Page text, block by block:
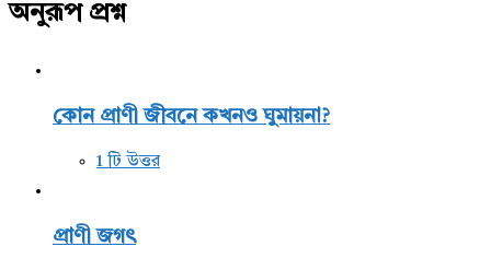
অনুরূপ প্রশ্ন
কোন প্রাণী জীবনে কখনও ঘুমায়না?
1 টি উত্তর
প্রাণী জগৎ